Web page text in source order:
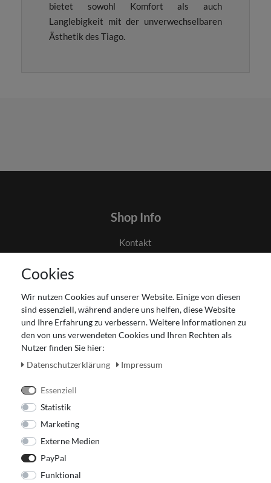
bietet sowohl Komfort als auch
Langlebigkeit mit der unverwechselbaren
Ästhetik des Tiago.
Shop Info
Kontakt
Impressum
Widerrufsrecht
Zahlung und Versand
Unser Ladengeschäft
Cookies
Wir nutzen Cookies auf unserer Website. Einige von diesen
sind essenziell, während andere uns helfen, diese Website
und Ihre Erfahrung zu verbessern. Weitere Informationen zu
den von uns verwendeten Cookies und Ihren Rechten als
Nutzer finden Sie hier:
Daten­schutz­erklärung
Impressum
Essenziell
Statistik
Marketing
Externe Medien
PayPal
Funktional